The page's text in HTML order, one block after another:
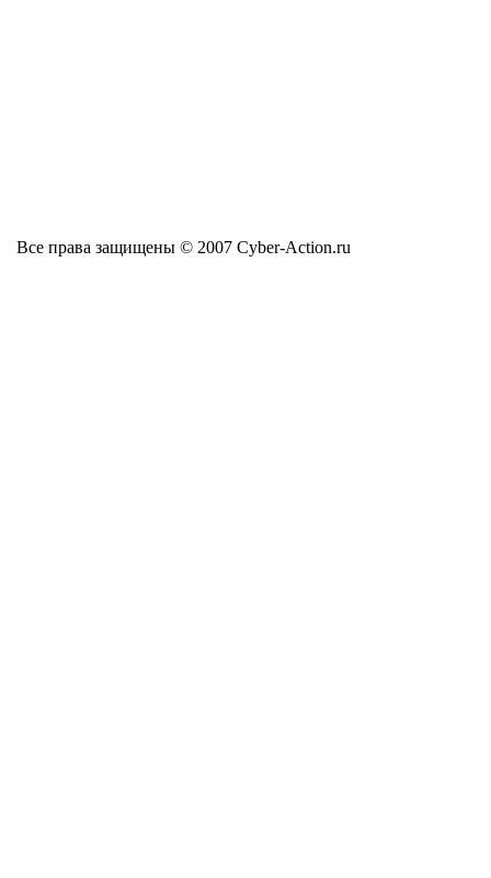
Все права защищены © 2007 Cyber-Action.ru